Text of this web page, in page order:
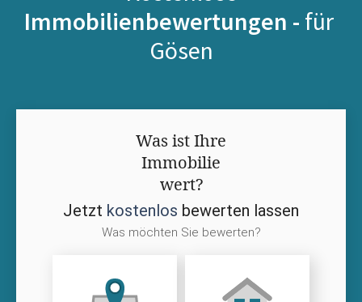
Immobilienbewertungen - für
Gösen
Was ist Ihre
Immobilie
wert?
Jetzt kostenlos bewerten lassen
Was möchten Sie bewerten?